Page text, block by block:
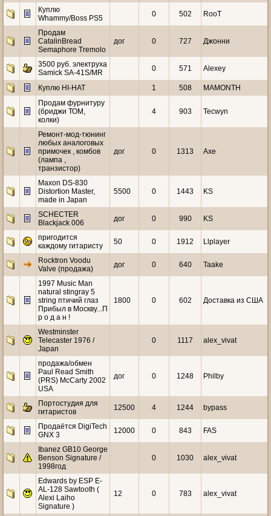
Куплю
Whammy/Boss PS5
0 502 RooT
Продам
CatalinBread
Semaphore Tremolo
дог 0 727 Джонни
3500 руб. электруха
Samick SA-41S/MR
0 571 Alexey
Куплю HI-HAT 1 508
MAMONTH
Продам фурнитуру
(бриджи ТОМ,
колки)
4 903 Tecwyn
Ремонт-мод-тюнинг
любых аналоговых
примочек , комбов
(лампа ,
транзистор)
дог 0 1313 Axe
Maxon DS-830
Distortion Master,
made in Japan
5500 0 1443 KS
SCHECTER
Blackjack 006
дог 0 990 KS
пригодится
каждому гитаристу
50 0 1912 Llplayer
Rocktron Voodu
Valve (продажа)
дог 0 640 Taake
1997 Music Man
natural stingray 5
string птичий глаз
Прибыл в Москву...П
р о д а н !
1800 0 602 Доставка из США
Westminster
Telecaster 1976 /
Japan
0 1117 alex_vivat
продажа/обмен
Paul Read Smith
(PRS) McCarty 2002
USA
дог 0 1248 Philby
Портостудия для
гитаристов
12500 4 1244 bypass
Продаётся DigiTech
GNX 3
12000 0 843 FAS
Ibanez GB10 George
Benson Signature /
1998год
0 1030 alex_vivat
Edwards by ESP E-
AL-128 Sawtooth (
Alexi Laiho
Signature )
12 0 783 alex_vivat